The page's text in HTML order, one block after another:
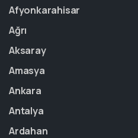
Afyonkarahisar
Ağrı
Aksaray
Amasya
Ankara
Antalya
Ardahan